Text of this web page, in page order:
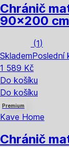
Chránič
90x200 cm
(1)
SklademPoslední
1 589 Kč
Do košíku
Do košíku
Premium
Kave Home
Chránič